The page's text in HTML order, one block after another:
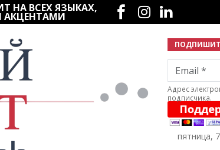
НА ВСЕХ ЯЗЫКАХ,
АКЦЕНТАМИ
Социальные сети
Email
Адрес
подписчика.
пятница,